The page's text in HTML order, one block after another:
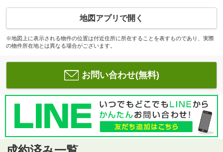
地図アプリで開く
※地図上に表示される物件の位置は付近住所に所在することを表すものであり、実際
の物件所在地とは異なる場合がございます。
お問い合わせ(無料)